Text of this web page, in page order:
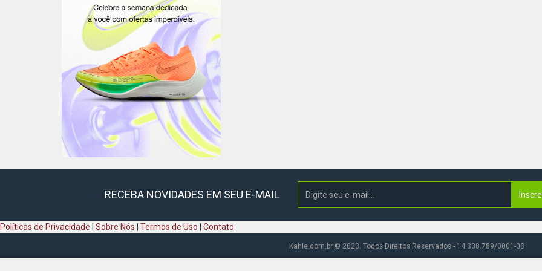
RECEBA NOVIDADES EM SEU E-MAIL
Políticas de Privacidade Sobre Nós Termos de Uso Contato
Kahle.com.br © 2023. Todos Direitos Reservados - 14.338.789/0001-08